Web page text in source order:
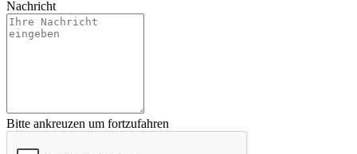
Nachricht
Bitte ankreuzen um fortzufahren